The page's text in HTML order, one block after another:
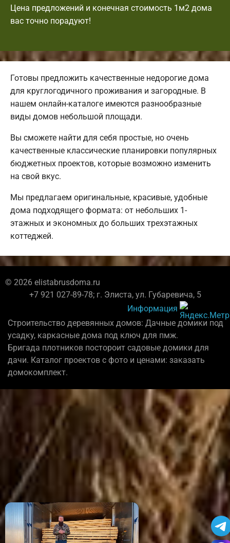
Цена предложений и конечная стоимость 1м2 дома
вас точно порадуют!
Готовы предложить качественные недорогие дома
для круглогодичного проживания и загородные. В
нашем онлайн-каталоге имеются разнообразные
виды домов небольшой площади.
Вы сможете найти для себя простые, но очень
качественные классические планировки популярных
бюджетных проектов, которые возможно изменить
на свой вкус.
Мы предлагаем оригинальные, красивые, удобные
дома подходящего формата: от небольших 1-
этажных и экономных до больших трехэтажных
коттеджей.
© 2026 elistabrusdoma.ru
+7 921 027-89-78; г. Элиста, ул. Губаревича, 5
Информация
Строительство деревянных домов: Дачные домики под
усадку, каркасные дома под ключ для пмж.
Бригада плотников постороит садовые домики для
дачи. Каталог проектов с фото и ценами: заказать
домокомплект.